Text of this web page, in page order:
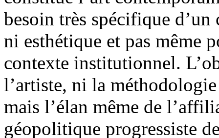
besoin très spécifique
ni esthétique et pas même
contexte institutionnel.
l’artiste, ni la
mais l’élan même de
géopolitique progressiste